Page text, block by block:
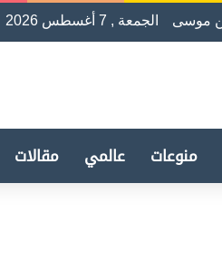
موسى الجمعة , 7 أغسطس 2026
منوعات عالمي مقالات